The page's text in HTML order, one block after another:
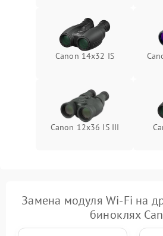
Canon 14x32 IS
Canon 12x36 IS III
Замена модуля Wi-Fi на
биноклях